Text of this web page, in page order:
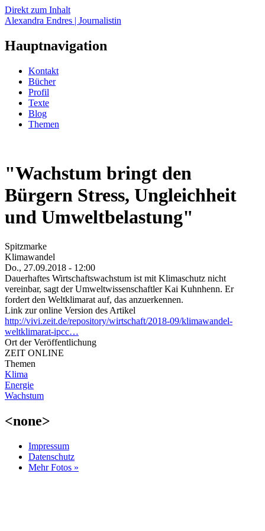
Direkt zum Inhalt
Alexandra Endres | Journalistin
Hauptnavigation
Kontakt
Bücher
Profil
Texte
Blog
Themen
"Wachstum bringt den
Bürgern Stress, Ungleichheit
und Umweltbelastung"
Spitzmarke
Klimawandel
Do., 27.09.2018 - 12:00
Dauerhaftes Wirtschaftswachstum ist mit Klimaschutz nicht
vereinbar, sagt der Umweltwissenschaftler Kai Kuhnhenn. Er
fordert den Weltklimarat auf, das anzuerkennen.
Link zur online Version des Artikel
http://vivi.zeit.de/repository/wirtschaft/2018-09/klimawandel-
weltklimarat-ipcc…
Ort der Veröffentlichung
ZEIT ONLINE
Themen
Klima
Energie
Wachstum
<none>
Impressum
Datenschutz
Mehr Fotos »